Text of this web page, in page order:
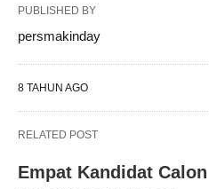
PUBLISHED BY
persmakinday
8 TAHUN AGO
RELATED POST
Empat Kandidat